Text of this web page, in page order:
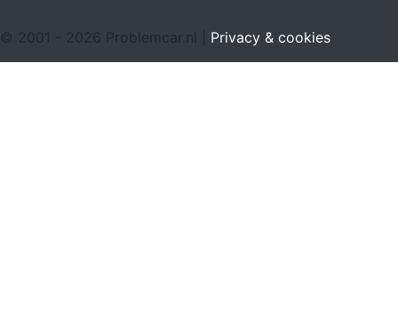
© 2001 - 2026 Problemcar.nl | Privacy & cookies